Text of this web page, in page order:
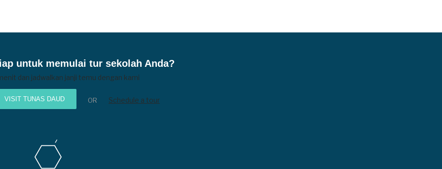
untuk memulai tur sekolah Anda?
dan jadwalkan janji temu dengan kami
VISIT TUNAS DAUD OR Schedule a tour